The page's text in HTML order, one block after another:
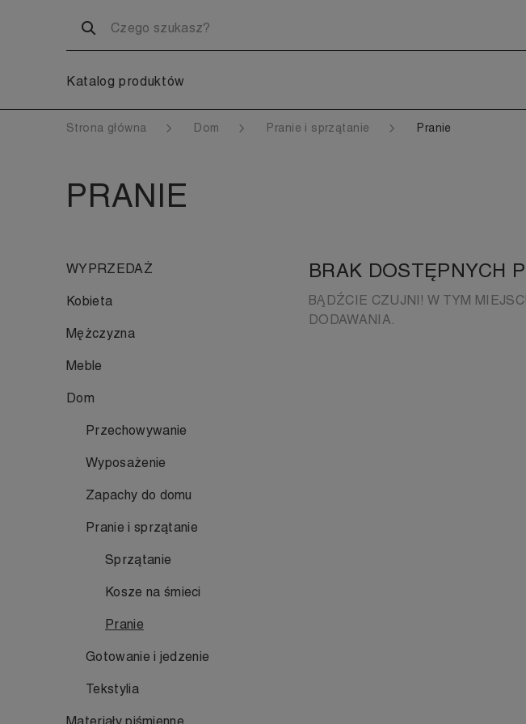
Katalog produktów
Strona główna Dom Pranie i sprzątanie Pranie
PRANIE
WYPRZEDAŻ
Kobieta
Mężczyzna
Meble
Dom
Przechowywanie
Wyposażenie
Zapachy do domu
Pranie i sprzątanie
Sprzątanie
Kosze na śmieci
Pranie
Gotowanie i jedzenie
Tekstylia
BRAK DOSTĘPNYCH
BĄDŹCIE CZUJNI! W TYM
DODAWANIA.